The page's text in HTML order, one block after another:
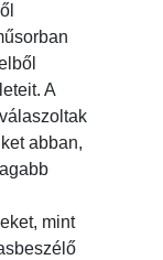
A
abban,
mint